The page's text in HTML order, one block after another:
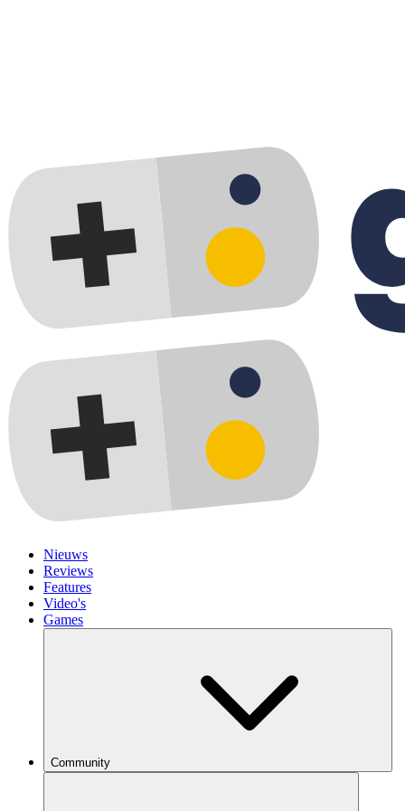
Nieuws
Reviews
Features
Video's
Games
Community